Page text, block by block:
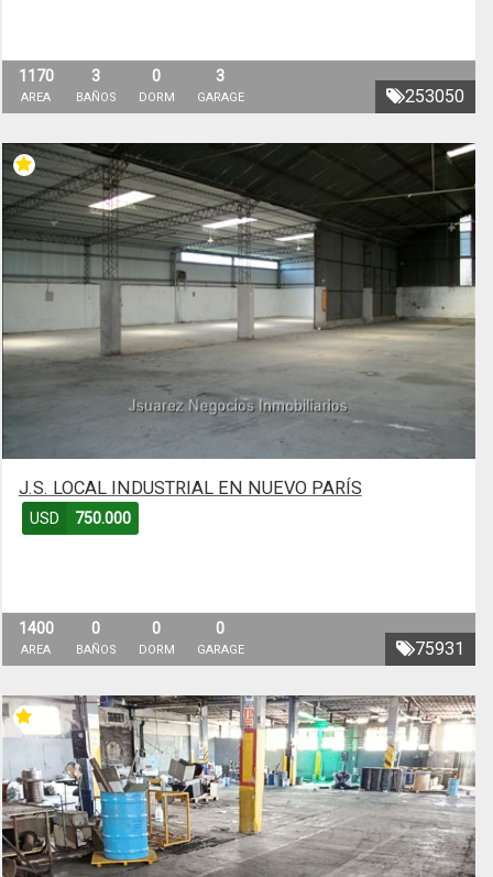
253050
1170
AREA
3
BAÑOS
0
DORM
3
GARAGE
75931
J.S. LOCAL INDUSTRIAL EN NUEVO PARÍS
USD 750.000
1400
AREA
0
BAÑOS
0
DORM
0
GARAGE